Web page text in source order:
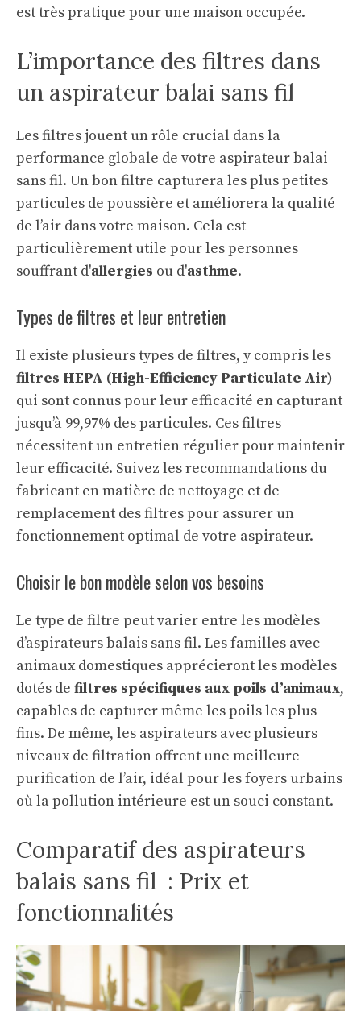
est très pratique pour une maison occupée.
L’importance des filtres dans
un aspirateur balai sans fil
Les filtres jouent un rôle crucial dans la
performance globale de votre aspirateur balai
sans fil. Un bon filtre capturera les plus petites
particules de poussière et améliorera la qualité
de l’air dans votre maison. Cela est
particulièrement utile pour les personnes
souffrant d'allergies ou d'asthme.
Types de filtres et leur entretien
Il existe plusieurs types de filtres, y compris les
filtres HEPA (High-Efficiency Particulate Air)
qui sont connus pour leur efficacité en capturant
jusqu’à 99,97% des particules. Ces filtres
nécessitent un entretien régulier pour maintenir
leur efficacité. Suivez les recommandations du
fabricant en matière de nettoyage et de
remplacement des filtres pour assurer un
fonctionnement optimal de votre aspirateur.
Choisir le bon modèle selon vos besoins
Le type de filtre peut varier entre les modèles
d’aspirateurs balais sans fil. Les familles avec
animaux domestiques apprécieront les modèles
dotés de filtres spécifiques aux poils d’animaux,
capables de capturer même les poils les plus
fins. De même, les aspirateurs avec plusieurs
niveaux de filtration offrent une meilleure
purification de l’air, idéal pour les foyers urbains
où la pollution intérieure est un souci constant.
Comparatif des aspirateurs
balais sans fil : Prix et
fonctionnalités